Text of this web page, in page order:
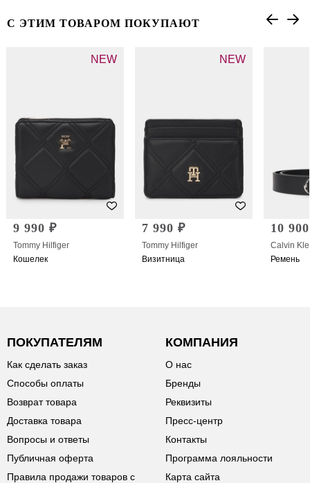
С ЭТИМ ТОВАРОМ ПОКУПАЮТ
NEW
9 990 ₽
Tommy Hilfiger
Кошелек
NEW
7 990 ₽
Tommy Hilfiger
Визитница
10
Calvin
Ремень
ПОКУПАТЕЛЯМ
Как сделать заказ
Способы оплаты
Возврат товара
Доставка товара
Вопросы и ответы
Публичная оферта
Правила продажи товаров с
КОМПАНИЯ
О нас
Бренды
Реквизиты
Пресс-центр
Контакты
Программа лояльности
Карта сайта